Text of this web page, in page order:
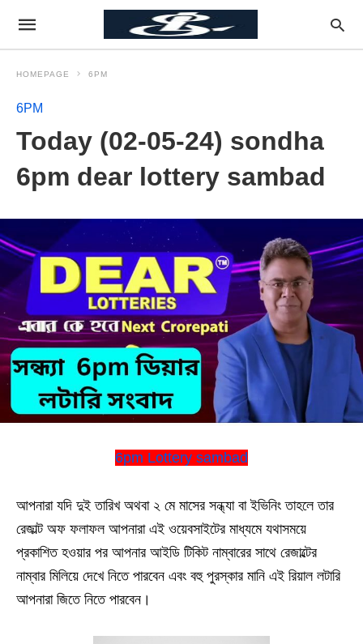
HOMEPAGE 6PM
6PM
Today (02-05-24) sondha
6pm dear lottery sambad
6pm Lottery sambad
আপনারা যদি দুই তারিখ অথবা ২ মে মাসের সন্ধ্যা বা ইভিনিং তাহলে তার
রেজাল্ট অফ ফলাফল আপনারা এই ওয়েবসাইটের মাধ্যমে যথাসময়ে
প্রকাশিত হওয়ার পর আপনার আইডি টিকিট নাম্বারের সাথে রেজাল্টের
নাম্বার মিলিয়ে দেখে নিতে পারবেন এবং বহু পুরস্কার মানি এই রিয়াল লটারি
আপনারা জিতে নিতে পারবেন।